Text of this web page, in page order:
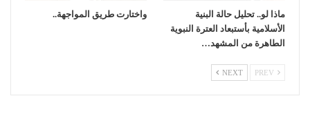
ماذا لو.. تحليل حالة البنية
الأسلامية بأستبعاد العترة النبوية
الطاهرة من المشهد…
واختارت طريق المواجهة..
NEXT